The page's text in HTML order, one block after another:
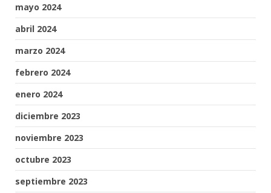
mayo 2024
abril 2024
marzo 2024
febrero 2024
enero 2024
diciembre 2023
noviembre 2023
octubre 2023
septiembre 2023